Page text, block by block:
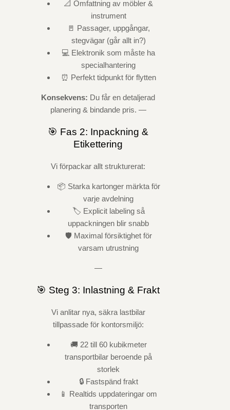
📐 Omfattning av möbler &
instrument
🚪 Passager, uppgångar,
stegvägar (går allt in?)
💻 Elektronik som måste ha
specialhantering
⏰ Perfekt tidpunkt för flytten
Konsekvens: Du får en detaljerad
planering & bindande pris. —
🎯 Fas 2: Inpackning &
Etikettering
Vi förpackar allt strukturerat:
📦 Starka kartonger märkta för
varje avdelning
🏷️ Explicit labeling så
uppackningen blir snabb
🛡️ Maximal försiktighet för
varsam utrustning
—
🎯 Steg 3: Inlastning & Frakt
Vi anlitar nya, säkra lastbilar
tillpassade för kontorsmiljö:
🚚 22 till 60 kubikmeter
transportbilar beroende på
storlek
🔒 Fastspänd frakt
📱 Realtids uppdateringar om
transporten